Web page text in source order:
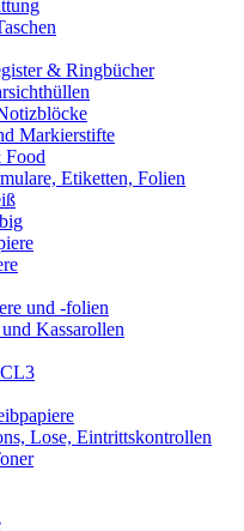
& Ringbücher
Markierstifte
Food
Etiketten, Folien
und -folien
Kassarollen
Lose, Eintrittskontrollen